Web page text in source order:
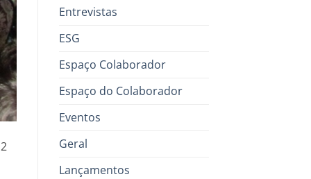
Entrevistas
ESG
Espaço Colaborador
Espaço do Colaborador
Eventos
Geral
Lançamentos